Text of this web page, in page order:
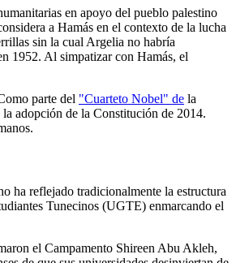
en apoyo del pueblo palestino
a Hamás en el contexto de la lucha
sin la cual Argelia no habría
1952. Al simpatizar con Hamás, el
parte del "Cuarteto Nobel" de la
adopción de la Constitución de 2014.
ha reflejado tradicionalmente la estructura
Tunecinos (UGTE) enmarcando el
el Campamento Shireen Abu Akleh,